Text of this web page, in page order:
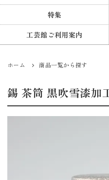
特集
工芸館ご利用案内
ホーム 商品一覧から探す
錫 茶筒 黒吹雪漆